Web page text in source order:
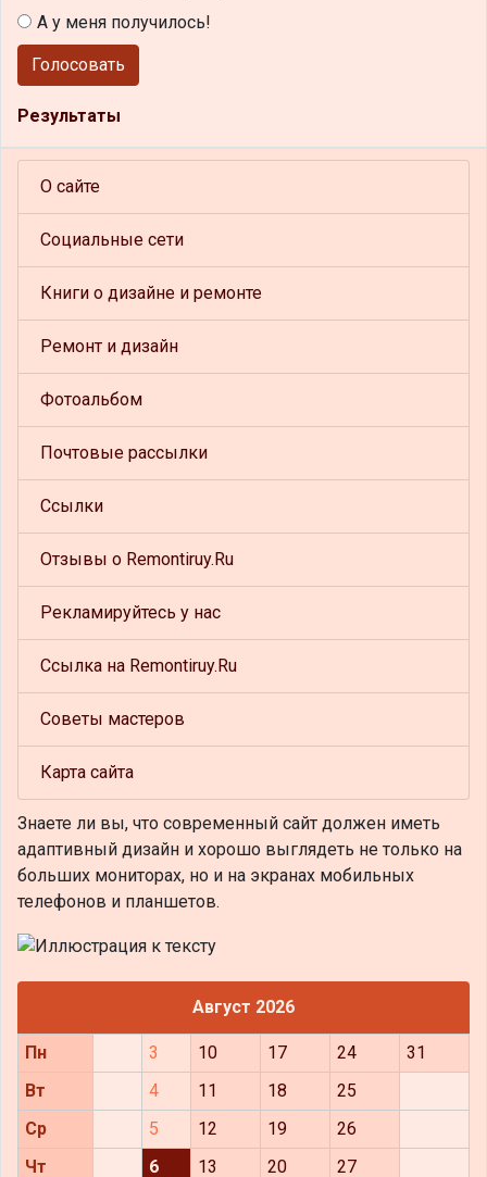
А у меня получилось!
Голосовать
Результаты
О сайте
Социальные сети
Книги о дизайне и ремонте
Ремонт и дизайн
Фотоальбом
Почтовые рассылки
Ссылки
Отзывы о Remontiruy.Ru
Рекламируйтесь у нас
Ссылка на Remontiruy.Ru
Советы мастеров
Карта сайта
Знаете ли вы, что современный сайт должен иметь
адаптивный дизайн и хорошо выглядеть не только на
больших мониторах, но и на экранах мобильных
телефонов и планшетов.
Август 2026
Пн 3 10 17 24
31
Вт
4 11 18
25
Ср
5 12 19
26
Чт
6 13 20 27